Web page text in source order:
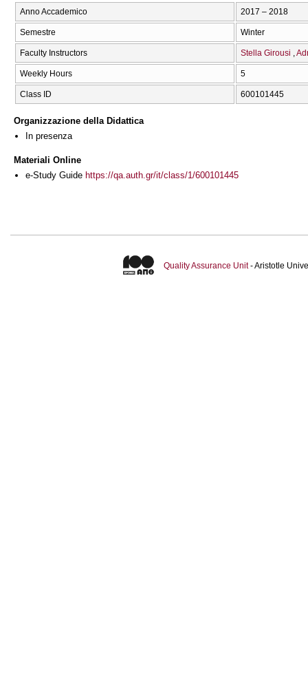
Anno Accademico 2017 – 2018
Semestre Winter
Faculty Instructors Stella Girousi
Weekly Hours 5
Class ID 600101445
Organizzazione della Didattica
In presenza
Materiali Online
e-Study Guide https://qa.auth.gr/it/class/1/600101445
Quality Assurance Unit- Aristotle